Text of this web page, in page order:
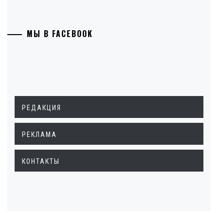
МЫ В FACEBOOK
РЕДАКЦИЯ
РЕКЛАМА
КОНТАКТЫ